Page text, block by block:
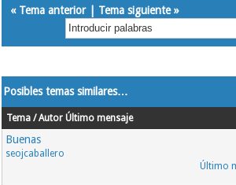
« Tema anterior| Tema siguiente»
Posibles temas similares…
Tema / Autor Último mensaje
Buenas
seojcaballero
Último